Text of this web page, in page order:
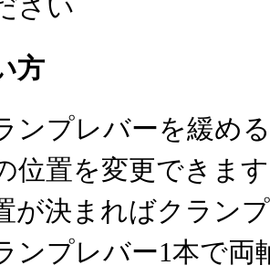
さい
方
ンプレバーを緩め
位置を変更できます
が決まればクラン
ンプレバー1本で